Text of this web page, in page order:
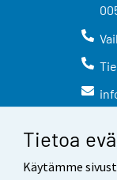
Tietoa
Käytämme